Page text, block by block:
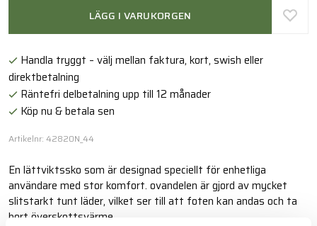
LÄGG I VARUKORGEN
Handla tryggt – välj mellan faktura, kort, swish eller
direktbetalning
Räntefri delbetalning upp till 12 månader
Köp nu & betala sen
Artikelnr: 42820N_44
En lättviktssko som är designad speciellt för enhetliga
användare med stor komfort. ovandelen är gjord av mycket
slitstarkt tunt läder, vilket ser till att foten kan andas och ta
bort överskottsvärme.